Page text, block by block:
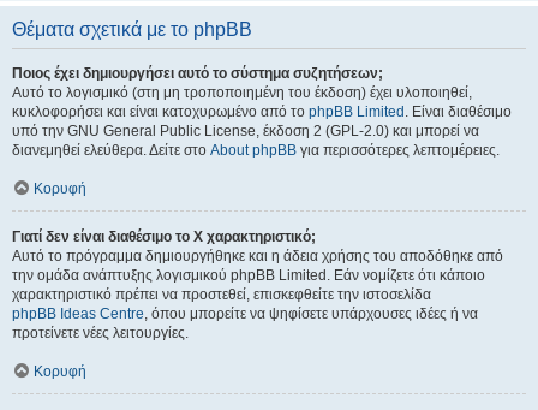
Θέματα σχετικά με το phpBB
Ποιος έχει δημιουργήσει αυτό το σύστημα συζητήσεων;
Αυτό το λογισμικό (στη μη τροποποιημένη του έκδοση) έχει υλοποιηθεί,
κυκλοφορήσει και είναι κατοχυρωμένο από το phpBB Limited . Είναι διαθέσιμο
υπό την GNU General Public License, έκδοση 2 (GPL-2.0) και μπορεί να
διανεμηθεί ελεύθερα. Δείτε στο About phpBB για περισσότερες λεπτομέρειες.
Κορυφή
Γιατί δεν είναι διαθέσιμο το Χ χαρακτηριστικό;
Αυτό το πρόγραμμα δημιουργήθηκε και η άδεια χρήσης του αποδόθηκε από
την ομάδα ανάπτυξης λογισμικού phpBB Limited. Εάν νομίζετε ότι κάποιο
χαρακτηριστικό πρέπει να προστεθεί, επισκεφθείτε την ιστοσελίδα
phpBB Ideas Centre, όπου μπορείτε να ψηφίσετε υπάρχουσες ιδέες ή να
προτείνετε νέες λειτουργίες.
Κορυφή